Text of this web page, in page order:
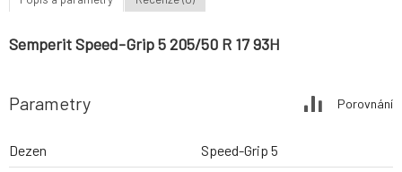
Semperit Speed-Grip 5 205/50 R 17 93H
Parametry Porovnání
Dezen
Speed-Grip 5